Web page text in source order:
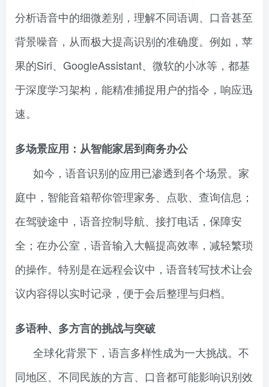
分析语音中的细微差别，理解不同语调、口音甚至
背景噪音，从而极大提高识别的准确度。例如，苹
果的Siri、GoogleAssistant、微软的小冰等，都基
于深度学习架构，能精准捕捉用户的指令，响应迅
速。
多场景应用：从智能家居到商务办公
如今，语音识别的应用已渗透到各个场景。家
庭中，智能音箱帮你管理家务、点歌、查询信息；
在驾驶途中，语音控制导航、接打电话，保障安
全；在办公室，语音输入大幅提高效率，减轻繁琐
的操作。特别是在远程会议中，语音转写技术让会
议内容得以实时记录，便于会后整理与归档。
多语种、多方言的挑战与突破
全球化背景下，语言多样性成为一大挑战。不
同地区、不同民族的方言、口音都可能影响识别效